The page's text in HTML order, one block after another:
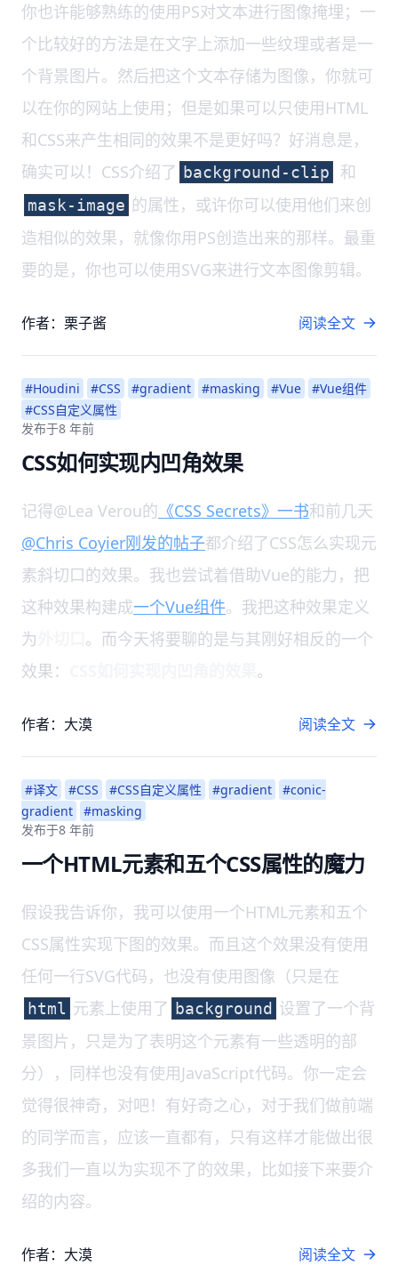
你也许能够熟练的使用PS对文本进行图像掩埋；一
个比较好的方法是在文字上添加一些纹理或者是一
个背景图片。然后把这个文本存储为图像，你就可
以在你的网站上使用；但是如果可以只使用HTML
和CSS来产生相同的效果不是更好吗？好消息是，
确实可以！CSS介绍了 background-clip 和
mask-image 的属性，或许你可以使用他们来创
造相似的效果，就像你用PS创造出来的那样。最重
要的是，你也可以使用SVG来进行文本图像剪辑。
作者：栗子酱 阅读全文
#Houdini #CSS #gradient #masking #Vue
#Vue组件
#CSS自定义属性
发布于8 年前
CSS如何实现内凹角效果
记得@Lea Verou的 《CSS Secrets》一书和前几天
@Chris Coyier刚发的帖子都介绍了CSS怎么实现元
素斜切口的效果。我也尝试着借助Vue的能力，把
这种效果构建成一个Vue组件。我把这种效果定义
为
。而今天将要聊的是与其刚好相反的一个
效果：
。
作者：大漠 阅读全文
#译文 #CSS #CSS自定义属性 #gradient
#conic-
gradient
#masking
发布于8 年前
一个HTML元素和五个CSS属性的魔力
假设我告诉你，我可以使用一个HTML元素和五个
CSS属性实现下图的效果。而且这个效果没有使用
任何一行SVG代码，也没有使用图像（只是在
html 元素上使用了 background 设置了一个背
景图片，只是为了表明这个元素有一些透明的部
分），同样也没有使用JavaScript代码。你一定会
觉得很神奇，对吧！有好奇之心，对于我们做前端
的同学而言，应该一直都有，只有这样才能做出很
多我们一直以为实现不了的效果，比如接下来要介
绍的内容。
作者：大漠 阅读全文